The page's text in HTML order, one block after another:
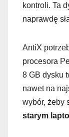
kontroli. Ta
naprawdę
AntiX
procesora
8 GB dysku
nawet na
wybór, żeby
starym